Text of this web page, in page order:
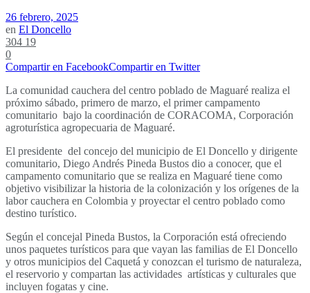
26 febrero, 2025
en El Doncello
304 19
0
Compartir en FacebookCompartir en Twitter
La comunidad cauchera del centro poblado de Maguaré realiza el
próximo sábado, primero de marzo, el primer campamento
comunitario bajo la coordinación de CORACOMA, Corporación
agroturística agropecuaria de Maguaré.
El presidente del concejo del municipio de El Doncello y dirigente
comunitario, Diego Andrés Pineda Bustos dio a conocer, que el
campamento comunitario que se realiza en Maguaré tiene como
objetivo visibilizar la historia de la colonización y los orígenes de la
labor cauchera en Colombia y proyectar el centro poblado como
destino turístico.
Según el concejal Pineda Bustos, la Corporación está ofreciendo
unos paquetes turísticos para que vayan las familias de El Doncello
y otros municipios del Caquetá y conozcan el turismo de naturaleza,
el reservorio y compartan las actividades artísticas y culturales que
incluyen fogatas y cine.